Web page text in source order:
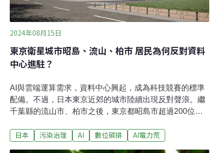
腦、消化腺、循環系統的3D影
2024年08月15日
東京衛星城市昭島、流山、柏市 居民為何反對資料
中心進駐？
AI與雲端運算需求，資料中心興起，成為科技競賽的標準
配備。不過，日本東京近郊的城市陸續出現反對聲浪。繼
千葉縣的流山市、柏市之後，東京都昭島市超過200位民
地、耗盡地下水昭島市是日本東京都內的第七個市，也是
日本 污染治理 AI 數位碳排 AI電力荒